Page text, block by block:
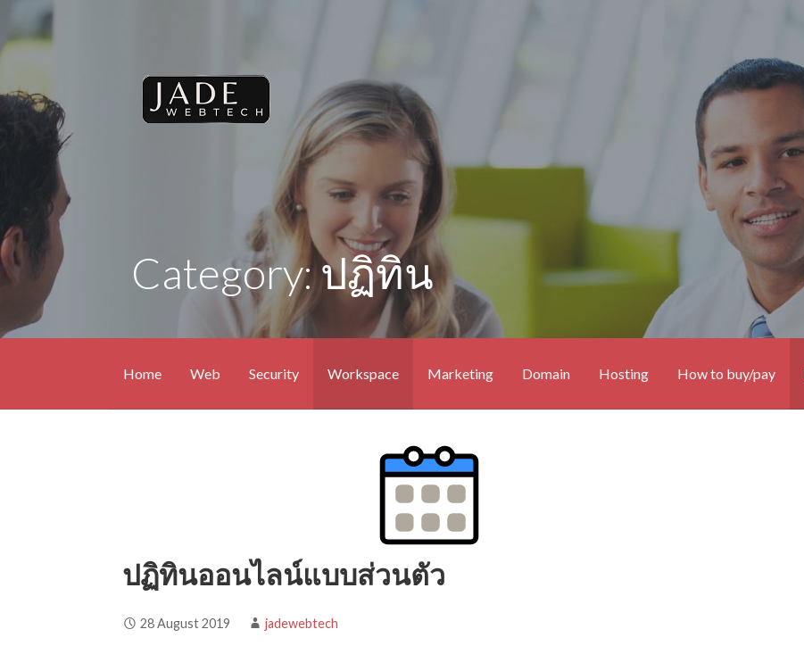
to
Category: ปฏิทิน
Home Web Security Workspace Marketing Domain Hosting How to buy/pay
ปฏิทินออนไลน์แบบส่วนตัว
28 August 2019 jadewebtech